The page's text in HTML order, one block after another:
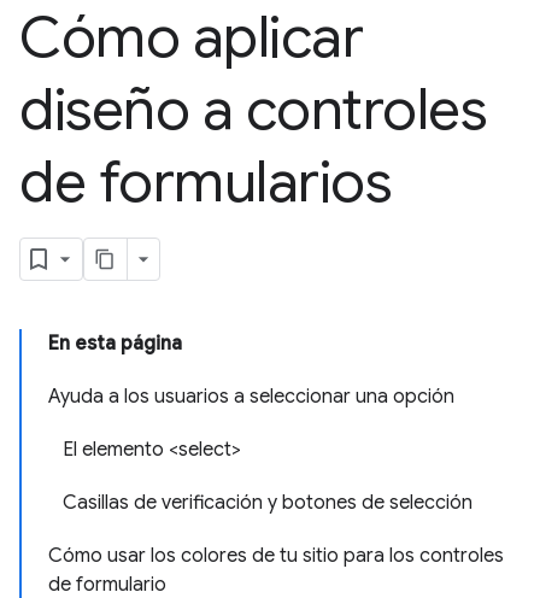
Cómo aplicar
diseño a controles
de formularios
En esta página
Ayuda a los usuarios a seleccionar una opción
El elemento <select>
Casillas de verificación y botones de selección
Cómo usar los colores de tu sitio para los controles
de formulario